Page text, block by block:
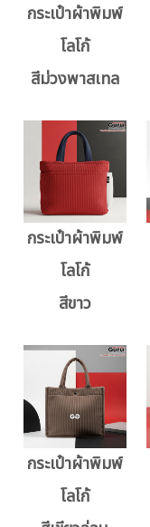
กระเป๋าผ้าพิมพ์
โลโก้
สีม่วงพาสเทล
กระเป๋าผ้าพิมพ์
โลโก้
สีขาว
กระเป๋าผ้าพิมพ์
โลโก้